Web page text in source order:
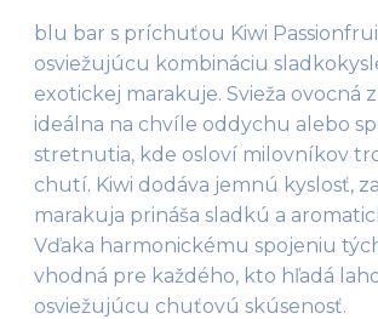
blu bar s príchuťou Kiwi
osviežujúcu kombináciu
exotickej marakuje. Svieža ovocná
ideálna na chvíle oddychu alebo
stretnutia, kde osloví milovníkov
chutí. Kiwi dodáva jemnú kyslosť,
marakuja prináša sladkú a
Vďaka harmonickému spojeniu
vhodná pre každého, kto hľadá
osviežujúcu chuťovú skúsenosť.